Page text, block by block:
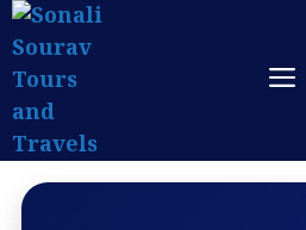
Skip
to
content